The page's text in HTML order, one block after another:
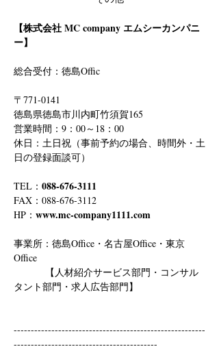
【株式会社 MC company エムシーカンパニ
ー】
総合受付：徳島Offic
〒771-0141
徳島県徳島市川内町竹須賀165
営業時間：9：00～18：00
休日：土日祝（事前予約の場合、時間外・土
日の登録面談可）
TEL： 088-676-3111
FAX：088-676-3112
HP： www.mc-company1111.com
事業所：徳島Office・名古屋Office・東京
Office
【人材紹介サービス部門・コンサル
タント部門・求人広告部門】
--------------------------------------------------------
------------------------------------------